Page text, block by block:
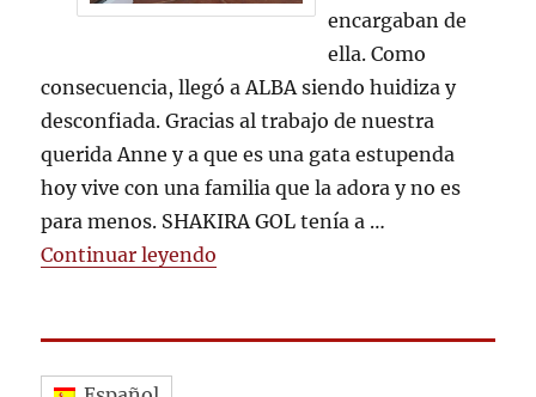
encargaban de
ella. Como
consecuencia, llegó a ALBA siendo huidiza y
desconfiada. Gracias al trabajo de nuestra
querida Anne y a que es una gata estupenda
hoy vive con una familia que la adora y no es
para menos. SHAKIRA GOL tenía a …
Continuar leyendo